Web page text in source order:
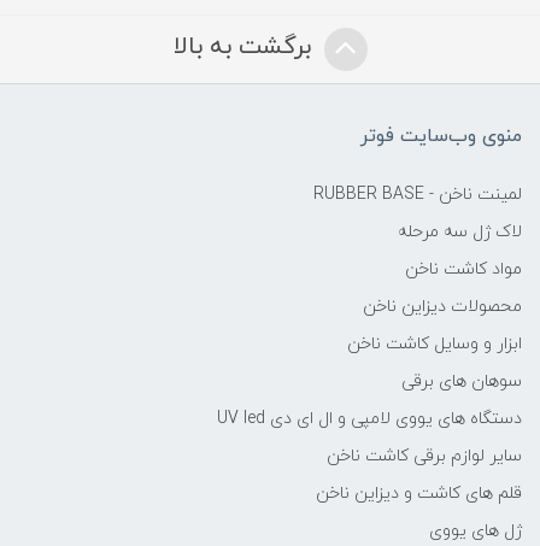
برگشت به بالا
منوی وب‌سایت فوتر
لمینت ناخن - RUBBER BASE
لاک ژل سه مرحله
مواد کاشت ناخن
محصولات دیزاین ناخن
ابزار و وسایل کاشت ناخن
سوهان های برقی
دستگاه های یووی لامپی و ال ای دی UV led
سایر لوازم برقی کاشت ناخن
قلم های کاشت و دیزاین ناخن
ژل های یووی